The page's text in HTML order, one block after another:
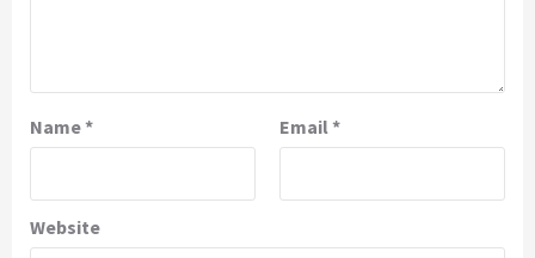
Name* Email *
Website